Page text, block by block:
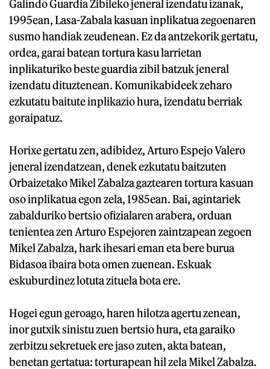
Galindo Guardia Zibileko jeneral izendatu izanak,
1995ean, Lasa-Zabala kasuan inplikatua zegoenaren
susmo handiak zeudenean. Ez da antzekorik gertatu,
ordea, garai batean tortura kasu larrietan
inplikaturiko beste guardia zibil batzuk jeneral
izendatu dituztenean. Komunikabideek zeharo
ezkutatu baitute inplikazio hura, izendatu berriak
goraipatuz.
Horixe gertatu zen, adibidez, Arturo Espejo Valero
jeneral izendatzean, denek ezkutatu baitzuten
Orbaizetako Mikel Zabalza gaztearen tortura kasuan
oso inplikatua egon zela, 1985ean. Bai, agintariek
zabalduriko bertsio ofizialaren arabera, orduan
tenientea zen Arturo Espejoren zaintzapean zegoen
Mikel Zabalza, hark ihesari eman eta bere burua
Bidasoa ibaira bota omen zuenean. Eskuak
eskuburdinez lotuta zituela bota ere.
Hogei egun geroago, haren hilotza agertu zenean,
inor gutxik sinistu zuen bertsio hura, eta garaiko
zerbitzu sekretuek ere jaso zuten, akta batean,
benetan gertatua: torturapean hil zela Mikel Zabalza.